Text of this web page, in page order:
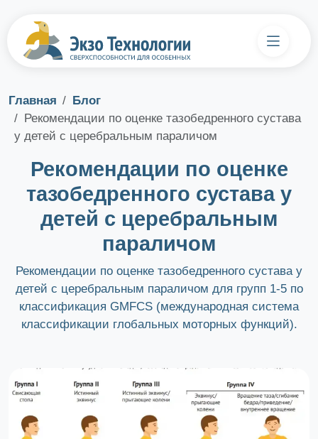
Главная
Блог
Рекомендации по оценке тазобедренного сустава
у детей с церебральным параличом
Рекомендации по оценке
тазобедренного сустава у
детей с церебральным
параличом
Рекомендации по оценке тазобедренного сустава у
детей с церебральным параличом для групп 1-5 по
классификация GMFCS (международная система
классификации глобальных моторных функций).